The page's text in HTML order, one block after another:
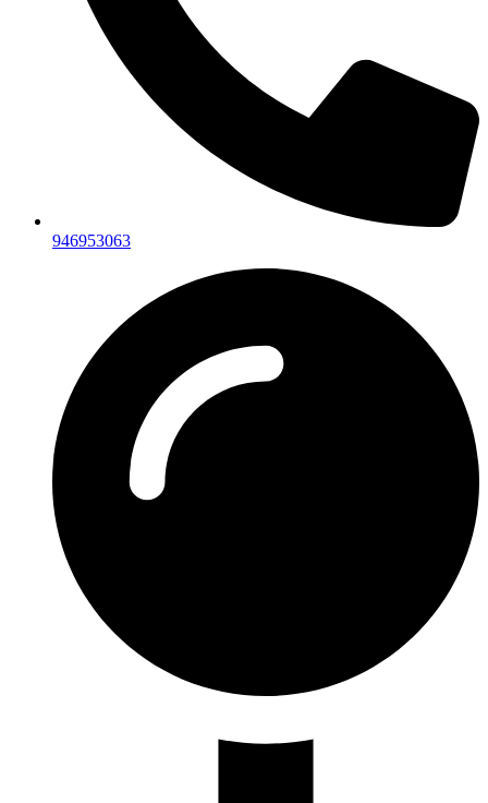
946953063